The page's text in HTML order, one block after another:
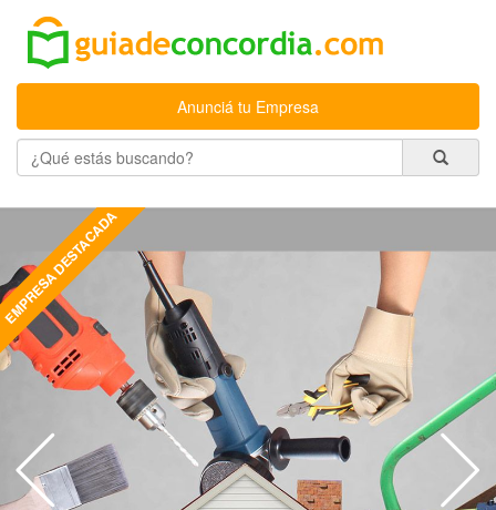
Anunciá tu Empresa